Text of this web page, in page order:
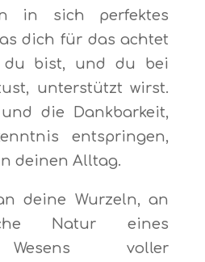
in sich perfektes
dich für das achtet
du bist, und du bei
unterstützt wirst.
die Dankbarkeit,
entspringen,
deinen Alltag.
deine Wurzeln, an
Natur eines
voller